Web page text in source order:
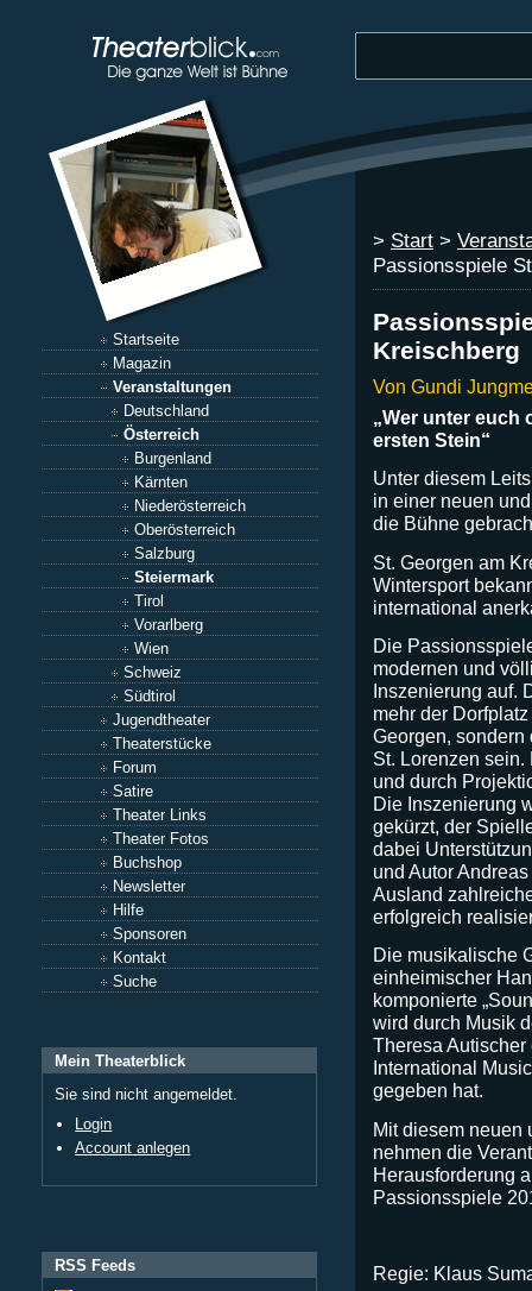
Startseite
Magazin
Veranstaltungen
Deutschland
Österreich
Burgenland
Kärnten
Niederösterreich
Oberösterreich
Salzburg
Steiermark
Tirol
Vorarlberg
Wien
Schweiz
Südtirol
Jugendtheater
Theaterstücke
Forum
Satire
Theater Links
Theater Fotos
Buchshop
Newsletter
Hilfe
Sponsoren
Kontakt
Suche
Mein Theaterblick
Sie sind nicht angemeldet.
Login
Account anlegen
RSS Feeds
> Start >
Passionsspiele
Kreischberg
Von Gundi
„Wer unter euch
ersten Stein“
Unter diesem
in einer neuen
die Bühne
St. Georgen am
Wintersport
international
Die
modernen und
Inszenierung auf.
mehr der
Georgen,
St. Lorenzen
und durch
Die Inszenierung
gekürzt, der
dabei
und Autor
Ausland
erfolgreich
Die musikalische
einheimischer
komponierte
wird durch Musik
Theresa
International
gegeben hat.
Mit diesem neuen
nehmen die
Herausforderung
Passionsspiele
Regie: Klaus